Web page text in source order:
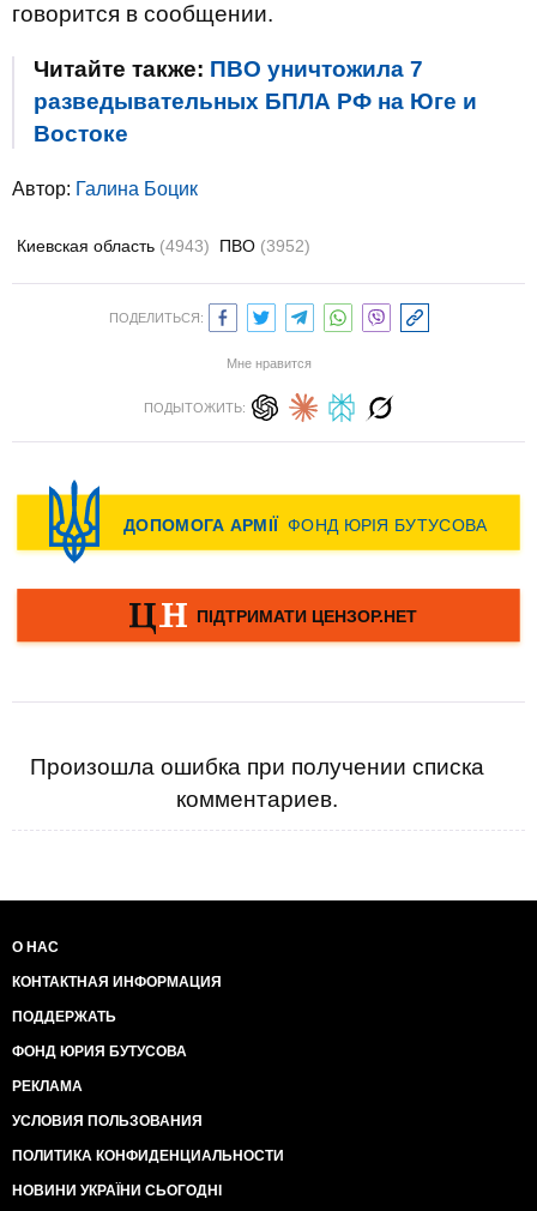
говорится в сообщении.
Читайте также: ПВО уничтожила 7
разведывательных БПЛА РФ на Юге и
Востоке
Автор: Галина Боцик
Киевская область (4943) ПВО (3952)
ПОДЕЛИТЬСЯ:
Мне нравится
ПОДЫТОЖИТЬ:
Произошла ошибка при получении списка
комментариев.
О НАС
КОНТАКТНАЯ ИНФОРМАЦИЯ
ПОДДЕРЖАТЬ
ФОНД ЮРИЯ БУТУСОВА
РЕКЛАМА
УСЛОВИЯ ПОЛЬЗОВАНИЯ
ПОЛИТИКА КОНФИДЕНЦИАЛЬНОСТИ
НОВИНИ УКРАЇНИ СЬОГОДНІ